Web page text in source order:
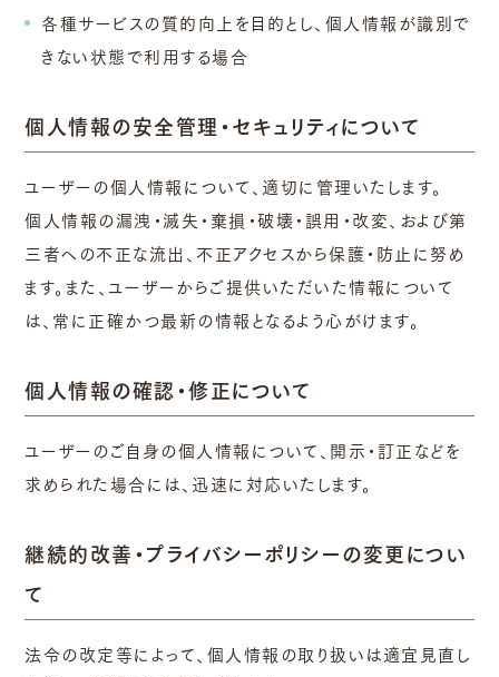
各種サービスの質的向上を目的とし、個人情報が識別で
きない状態で利用する場合
個人情報の安全管理・セキュリティについて
ユーザーの個人情報について、適切に管理いたします。
個人情報の漏洩・滅失・棄損・破壊・誤用・改変、および第
三者への不正な流出、不正アクセスから保護・防止に努め
ます。また、ユーザーからご提供いただいた情報について
は、常に正確かつ最新の情報となるよう心がけます。
個人情報の確認・修正について
ユーザーのご自身の個人情報について、開示・訂正などを
求められた場合には、迅速に対応いたします。
継続的改善・プライバシーポリシーの変更につい
て
法令の改定等によって、個人情報の取り扱いは適宜見直し